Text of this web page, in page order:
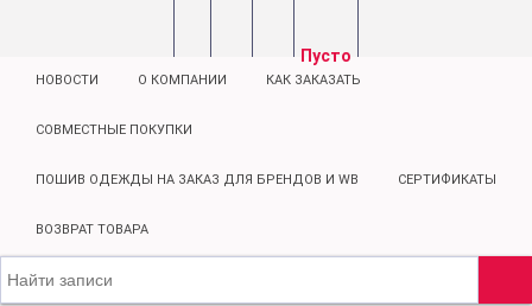
Пусто
НОВОСТИ О КОМПАНИИ КАК ЗАКАЗАТЬ
СОВМЕСТНЫЕ ПОКУПКИ
ПОШИВ ОДЕЖДЫ НА ЗАКАЗ ДЛЯ БРЕНДОВ И WB СЕРТИФИКАТЫ
ВОЗВРАТ ТОВАРА